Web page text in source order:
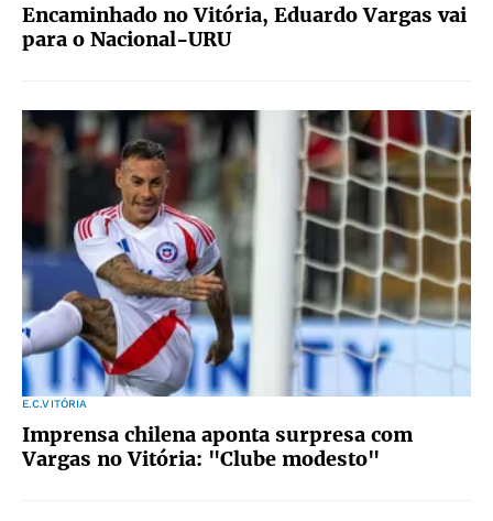
Encaminhado no Vitória, Eduardo Vargas vai
para o Nacional-URU
E.C.VITÓRIA
Imprensa chilena aponta surpresa com
Vargas no Vitória: "Clube modesto"